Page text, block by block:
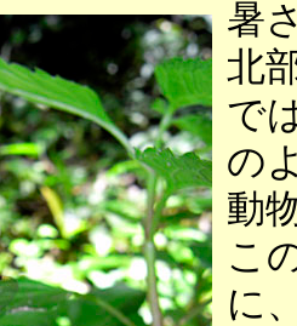
暑
北
で
の
動
こ
に